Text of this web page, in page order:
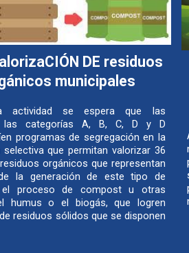
DE residuos
municipales
se espera que las
las categorías A, B, C, D y D
programas de segregación en la
que permitan valorizar 36
orgánicos que representan
la generación de este tipo de
el proceso de compost u otras
humus o el biogás, que logren
residuos sólidos que se disponen